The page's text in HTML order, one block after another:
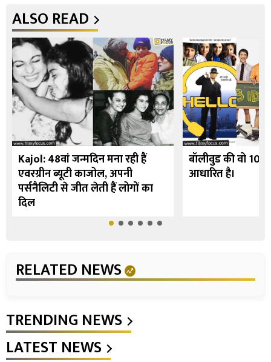
ALSO READ
Kajol: 48वां जन्मदिन मना रही हैं
एवरग्रीन ब्यूटी काजोल, अपनी
पर्सनैलिटी से जीत लेती हैं लोगों का
दिल
बॉलीवुड की वो 10
आधारित है।
RELATED NEWS
TRENDING NEWS
LATEST NEWS